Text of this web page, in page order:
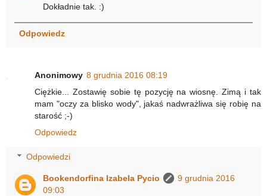
Dokładnie tak. :)
Odpowiedz
Anonimowy 8 grudnia 2016 08:19
Ciężkie... Zostawię sobie tę pozycję na wiosnę. Zimą i tak
mam "oczy za blisko wody", jakaś nadwrażliwa się robię na
starość ;-)
Odpowiedz
Odpowiedzi
Bookendorfina Izabela Pycio
9 grudnia 2016
09:03